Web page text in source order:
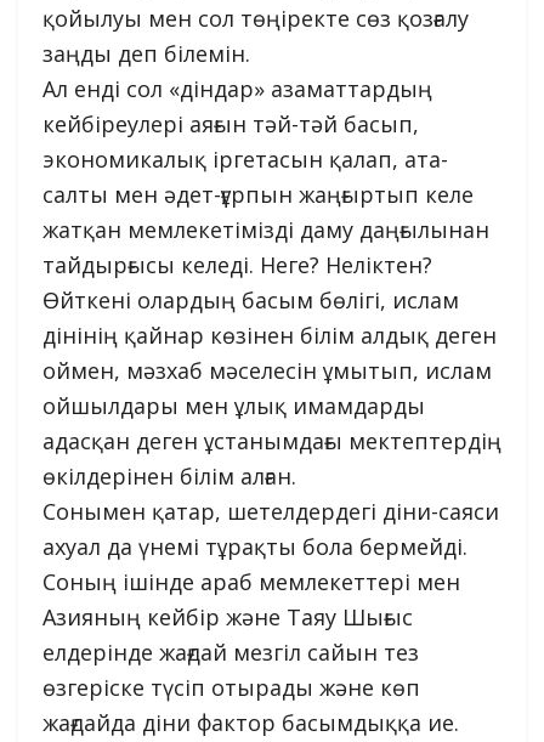
қойылуы мен сол төңіректе сөз қозғалу
заңды деп білемін.
Ал енді сол «діндар» азаматтардың
кейбіреулері аяғын тәй-тәй басып,
экономикалық іргетасын қалап, ата-
салты мен әдет-ғұрпын жаңғыртып келе
жатқан мемлекетімізді даму даңғылынан
тайдырғысы келеді. Неге? Неліктен?
Өйткені олардың басым бөлігі, ислам
дінінің қайнар көзінен білім алдық деген
оймен, мәзхаб мәселесін ұмытып, ислам
ойшылдары мен ұлық имамдарды
адасқан деген ұстанымдағы мектептердің
өкілдерінен білім алған.
Сонымен қатар, шетелдердегі діни-саяси
ахуал да үнемі тұрақты бола бермейді.
Соның ішінде араб мемлекеттері мен
Азияның кейбір және Таяу Шығыс
елдерінде жағдай мезгіл сайын тез
өзгеріске түсіп отырады және көп
жағдайда діни фактор басымдыққа ие.